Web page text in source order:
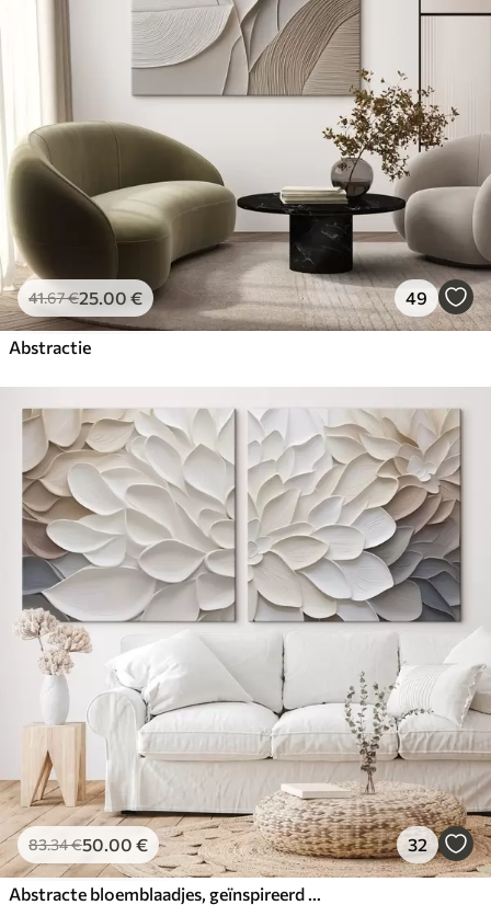
41.67€25.00 € 49
Abstractie
83.34€50.00 € 32
Abstracte bloemblaadjes, geïnspireerd op de schilderkunst